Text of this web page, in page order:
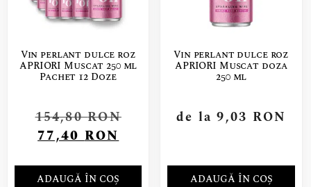
Vin perlant dulce roz
APRIORI Muscat 250 ml
Pachet 12 Doze
154,80RON
77,40RON
ADAUGĂ ÎN COȘ
Vin perlant dulce roz
APRIORI Muscat doza
250 ml
de la9,03 RON
ADAUGĂ ÎN COȘ